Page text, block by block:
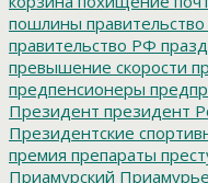
пошлины правительство
правительство РФ
превышение скорости
предпенсионеры
Президент президент
Президентские
премия препараты
Приамурский Приамурье